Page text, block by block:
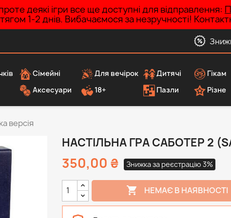
деякі ігри все ще доступні для відправлення:
1-2 днів. Вибачаємося за незручності!
Сімейні Для вечірок Дитячі
Гікам
Аксесуари
18+ Пазли Різне
версія
НАСТІЛЬНА ГРА САБОТЕР 2
350,00 ₴ Знижка за реєстрацію 3%
 НЕМАЄ В НАЯВНОСТІ